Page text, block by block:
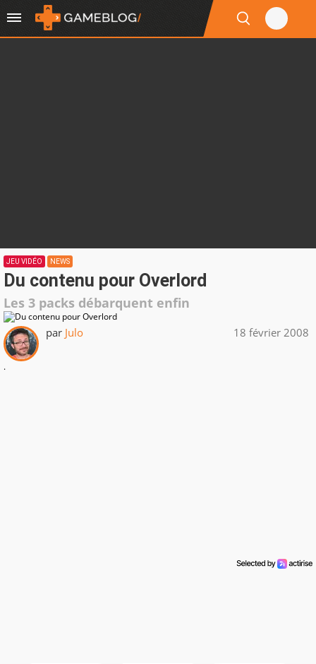
JEU VIDÉO NEWS
Du contenu pour Overlord
Les 3 packs débarquent enfin
par Julo 18 février 2008
.